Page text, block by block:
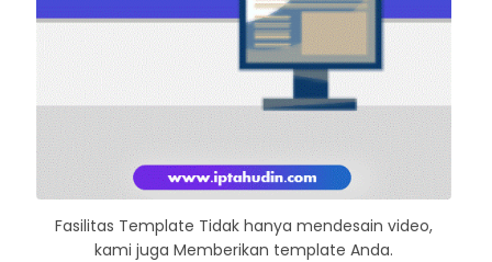
Fasilitas Template Tidak hanya mendesain video,
kami juga Memberikan template Anda.